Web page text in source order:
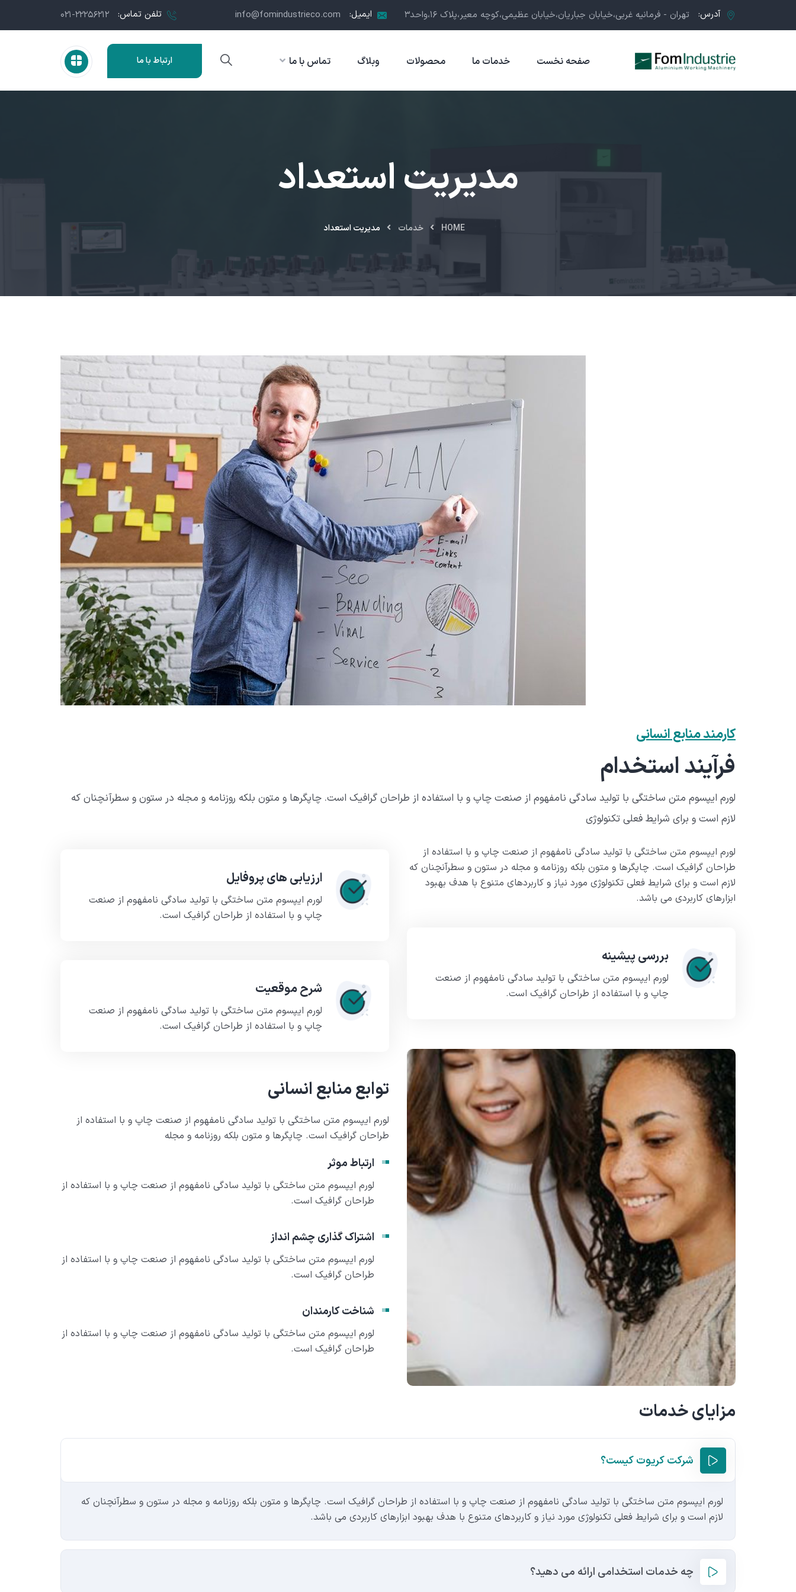
آدرس: تهران - فرمانيه غربی،خيابان جباريان،خيابان عظيمي،كوچه معير،پلاك ١٦،واحد٣ ایمیل: info@fomindustrieco.com تلفن تماس: ۰۲۱-۲۲۲۵۶۲۱۲
صفحه نخست خدمات ما محصولات وبلاگ تماس با ما ارتباط با ما
مدیریت استعداد
HOME خدمات مدیریت استعداد
کارمند منابع انسانی
فرآیند استخدام
لورم ایپسوم متن ساختگی با تولید سادگی نامفهوم از صنعت چاپ و با استفاده از طراحان گرافیک است. چاپگرها و متون بلکه روزنامه و مجله در ستون و سطرآنچنان که
لازم است و برای شرایط فعلی تکنولوژی
لورم ایپسوم متن ساختگی با تولید سادگی نامفهوم از صنعت چاپ و با استفاده از
طراحان گرافیک است. چاپگرها و متون بلکه روزنامه و مجله در ستون و سطرآنچنان که
لازم است و برای شرایط فعلی تکنولوژی مورد نیاز و کاربردهای متنوع با هدف بهبود
ابزارهای کاربردی می باشد.
بررسی پیشینه
لورم ایپسوم متن ساختگی با تولید سادگی نامفهوم از صنعت
چاپ و با استفاده از طراحان گرافیک است.
ارزیابی های پروفایل
لورم ایپسوم متن ساختگی با تولید سادگی نامفهوم از صنعت
چاپ و با استفاده از طراحان گرافیک است.
شرح موقعیت
لورم ایپسوم متن ساختگی با تولید سادگی نامفهوم از صنعت
چاپ و با استفاده از طراحان گرافیک است.
توابع منابع انسانی
لورم ایپسوم متن ساختگی با تولید سادگی نامفهوم از صنعت چاپ و با استفاده از
طراحان گرافیک است. چاپگرها و متون بلکه روزنامه و مجله
ارتباط موثر
لورم ایپسوم متن ساختگی با تولید سادگی نامفهوم از صنعت چاپ و با استفاده از
طراحان گرافیک است.
اشتراک گذاری چشم انداز
لورم ایپسوم متن ساختگی با تولید سادگی نامفهوم از صنعت چاپ و با استفاده از
طراحان گرافیک است.
شناخت کارمندان
لورم ایپسوم متن ساختگی با تولید سادگی نامفهوم از صنعت چاپ و با استفاده از
طراحان گرافیک است.
مزایای خدمات
شرکت کریوت کیست؟
لورم ایپسوم متن ساختگی با تولید سادگی نامفهوم از صنعت چاپ و با استفاده از طراحان گرافیک است. چاپگرها و متون بلکه روزنامه و مجله در ستون و سطرآنچنان که
لازم است و برای شرایط فعلی تکنولوژی مورد نیاز و کاربردهای متنوع با هدف بهبود ابزارهای کاربردی می باشد.
چه خدمات استخدامی ارائه می دهید؟